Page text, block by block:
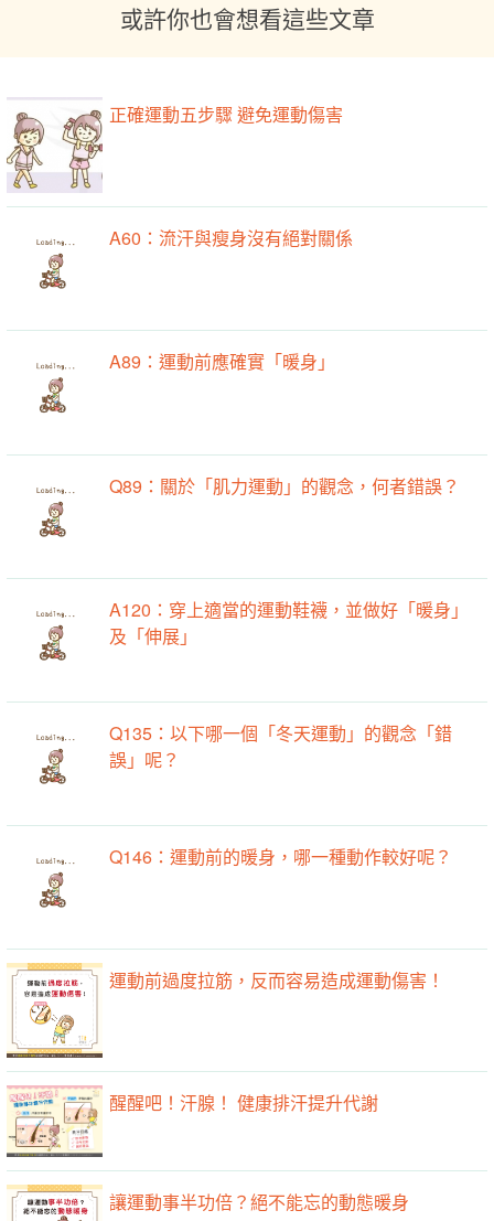
或許你也會想看這些文章
正確運動五步驟 避免運動傷害
A60：流汗與瘦身沒有絕對關係
A89：運動前應確實「暖身」
Q89：關於「肌力運動」的觀念，何者錯誤？
A120：穿上適當的運動鞋襪，並做好「暖身」
及「伸展」
Q135：以下哪一個「冬天運動」的觀念「錯
誤」呢？
Q146：運動前的暖身，哪一種動作較好呢？
運動前過度拉筋，反而容易造成運動傷害！
醒醒吧！汗腺！ 健康排汗提升代謝
讓運動事半功倍？絕不能忘的動態暖身